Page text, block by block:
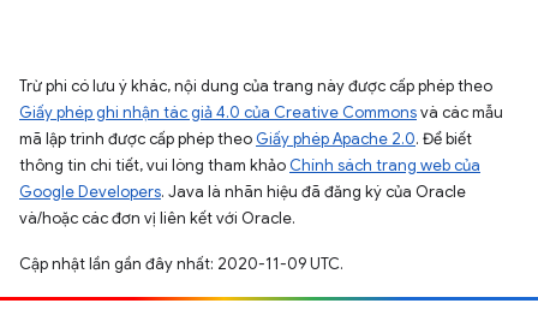
Trừ phi có lưu ý khác, nội dung của trang này được cấp phép theo
Giấy phép ghi nhận tác giả 4.0 của Creative Commonsvà các mẫu
mã lập trình được cấp phép theo Giấy phép Apache 2.0. Để biết
thông tin chi tiết, vui lòng tham khảo Chính sách trang web của
Google Developers. Java là nhãn hiệu đã đăng ký của Oracle
và/hoặc các đơn vị liên kết với Oracle.
Cập nhật lần gần đây nhất: 2020-11-09 UTC.